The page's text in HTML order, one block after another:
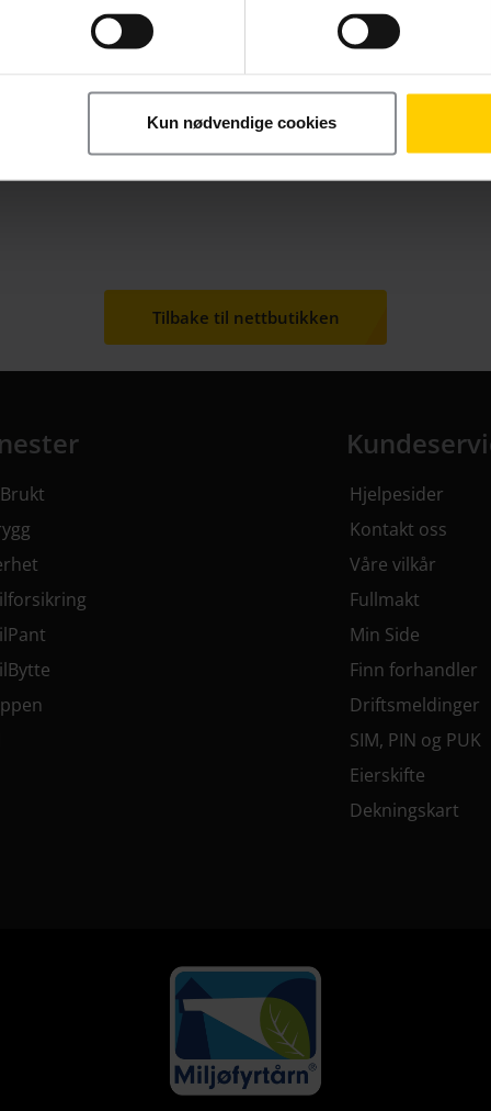
Kun nødvendige cookies
Tilbake til nettbutikken
Hjelpesider
Kontakt oss
Våre vilkår
Fullmakt
Min Side
Finn forhandler
Driftsmeldinger
SIM, PIN og PUK
Eierskifte
Dekningskart